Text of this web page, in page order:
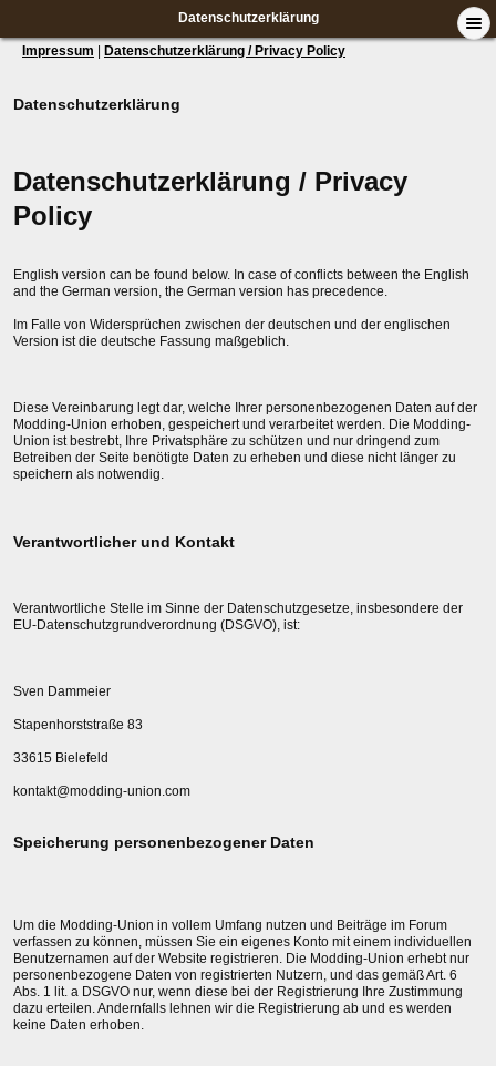
Datenschutzerklärung
Impressum Datenschutzerklärung / Privacy Policy
Datenschutzerklärung
Datenschutzerklärung / Privacy
Policy
English version can be found below. In case of conflicts between the English
and the German version, the German version has precedence.
Im Falle von Widersprüchen zwischen der deutschen und der englischen
Version ist die deutsche Fassung maßgeblich.
Diese Vereinbarung legt dar, welche Ihrer personenbezogenen Daten auf der
Modding-Union erhoben, gespeichert und verarbeitet werden. Die Modding-
Union ist bestrebt, Ihre Privatsphäre zu schützen und nur dringend zum
Betreiben der Seite benötigte Daten zu erheben und diese nicht länger zu
speichern als notwendig.
Verantwortlicher und Kontakt
Verantwortliche Stelle im Sinne der Datenschutzgesetze, insbesondere der
EU-Datenschutzgrundverordnung (DSGVO), ist:
Sven Dammeier
Stapenhorststraße 83
33615 Bielefeld
kontakt@modding-union.com
Speicherung personenbezogener Daten
Um die Modding-Union in vollem Umfang nutzen und Beiträge im Forum
verfassen zu können, müssen Sie ein eigenes Konto mit einem individuellen
Benutzernamen auf der Website registrieren. Die Modding-Union erhebt nur
personenbezogene Daten von registrierten Nutzern, und das gemäß Art. 6
Abs. 1 lit. a DSGVO nur, wenn diese bei der Registrierung Ihre Zustimmung
dazu erteilen. Andernfalls lehnen wir die Registrierung ab und es werden
keine Daten erhoben.